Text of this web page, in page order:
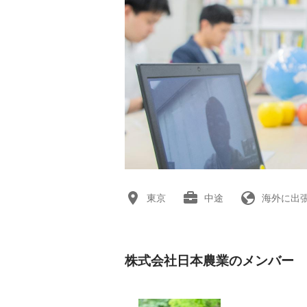
東京 中途 海外に出
株式会社日本農業のメンバー